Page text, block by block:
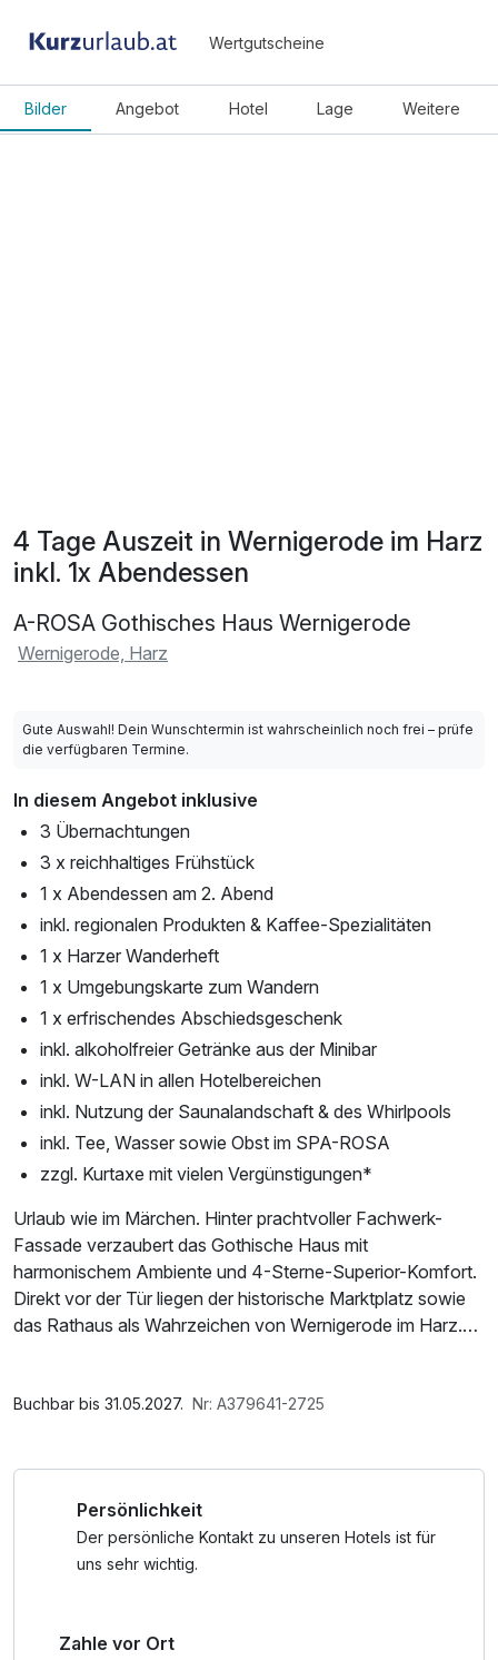
Wertgutscheine
Bilder Angebot Hotel Lage Weitere
4 Tage Auszeit in Wernigerode im Harz
inkl. 1x Abendessen
A-ROSA Gothisches Haus Wernigerode
Wernigerode, Harz
Gute Auswahl! Dein Wunschtermin ist wahrscheinlich noch frei – prüfe
die verfügbaren Termine.
In diesem Angebot inklusive
3 Übernachtungen
3 x reichhaltiges Frühstück
1 x Abendessen am 2. Abend
inkl. regionalen Produkten & Kaffee-Spezialitäten
1 x Harzer Wanderheft
1 x Umgebungskarte zum Wandern
1 x erfrischendes Abschiedsgeschenk
inkl. alkoholfreier Getränke aus der Minibar
inkl. W-LAN in allen Hotelbereichen
inkl. Nutzung der Saunalandschaft & des Whirlpools
inkl. Tee, Wasser sowie Obst im SPA-ROSA
zzgl. Kurtaxe mit vielen Vergünstigungen*
Urlaub wie im Märchen. Hinter prachtvoller Fachwerk-
Fassade verzaubert das Gothische Haus mit
harmonischem Ambiente und 4-Sterne-Superior-Komfort.
Direkt vor der Tür liegen der historische Marktplatz sowie
das Rathaus als Wahrzeichen von Wernigerode im Harz.
sagenumwobenen Brocken.
- Rabatte für viele Attraktionen in Wernigerode und
Umgebung
Saunabenutzung, Saunatuch, Leihbademantel, 1 x gefüllte
Buchbar bis 31.05.2027. Nr: A379641-2725
Persönlichkeit
Der persönliche Kontakt zu unseren Hotels ist für
uns sehr wichtig.
Zahle vor Ort